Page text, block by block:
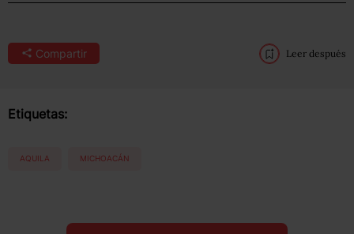
Compartir Leer después
Etiquetas:
AQUILA MICHOACÁN